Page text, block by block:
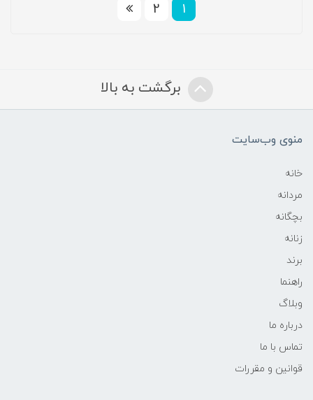
1
2
برگشت به بالا
منوی وب‌سایت
خانه
مردانه
بچگانه
زنانه
برند
راهنما
وبلاگ
درباره ما
تماس با ما
قوانین و مقررات